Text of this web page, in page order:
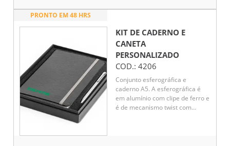
PRONTO EM 48 HRS
KIT DE CADERNO E
CANETA
PERSONALIZADO
COD.: 4206
Conjunto esferográfica e
caderno A5. A esferográfica é
em alumínio com clipe de ferro e
é de mecanismo twist com